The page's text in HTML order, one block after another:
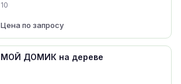
10
Цена по запросу
МОЙ ДОМИК на дереве